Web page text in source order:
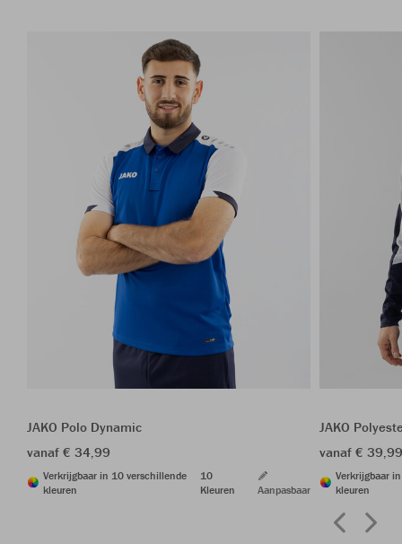
JAKO Polo Dynamic
vanaf € 34,99
Verkrijgbaar in 10 verschillende
kleuren
10
Kleuren
Aanpasbaar
JAKO
vanaf €
Verkrijgbaar
kleuren